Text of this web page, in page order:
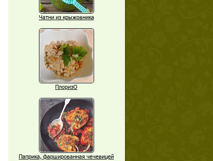
Чатни из крыжовника
ПлоризО
Паприка, фаршированная чечевицей